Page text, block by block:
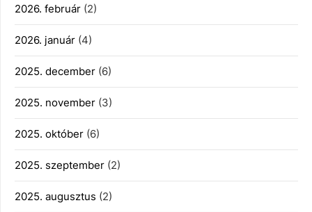
2026. február (2)
2026. január (4)
2025. december (6)
2025. november (3)
2025. október (6)
2025. szeptember (2)
2025. augusztus (2)